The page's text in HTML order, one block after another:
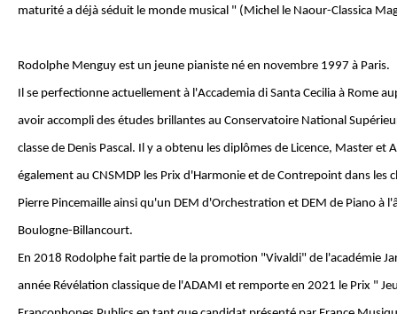
maturité a déjà séduit le monde musical " (Michel le Naour-Classica
Rodolphe Menguy est un jeune pianiste né en novembre 1997 à Paris.
Il se perfectionne actuellement à l'Accademia di Santa Cecilia à Rome
avoir accompli des études brillantes au Conservatoire National
classe de Denis Pascal. Il y a obtenu les diplômes de Licence, Master
également au CNSMDP les Prix d'Harmonie et de Contrepoint dans les
Pierre Pincemaille ainsi qu'un DEM d'Orchestration et DEM de Piano à
Boulogne-Billancourt.
En 2018 Rodolphe fait partie de la promotion "Vivaldi" de l'académie
année Révélation classique de l'ADAMI et remporte en 2021 le Prix "